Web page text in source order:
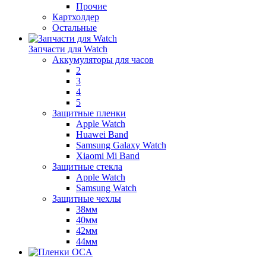
Прочие
Картхолдер
Остальные
Запчасти для Watch
Аккумуляторы для часов
2
3
4
5
Защитные пленки
Apple Watch
Huawei Band
Samsung Galaxy Watch
Xiaomi Mi Band
Защитные стекла
Apple Watch
Samsung Watch
Защитные чехлы
38мм
40мм
42мм
44мм